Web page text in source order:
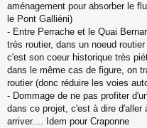
aménagement pour absorber le
le Pont Galliéni)
- Entre Perrache et le Quai
très routier, dans un noeud
c'est son coeur historique très
dans le même cas de figure, on
routier (donc réduire les voies
- Dommage de ne pas profiter
dans ce projet, c'est à dire
arriver.... Idem pour Craponne